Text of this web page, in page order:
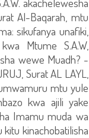
Al-Baqarah, mtu
sikufanya unafiki,
Mtume S.A.W,
wewe Muadh? -
Surat AL LAYL,
mtu yule
kwa ajili yake
Imamu muda wa
kitu kinachobatilisha